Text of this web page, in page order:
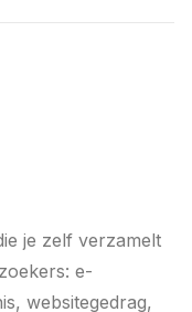
je zelf verzamelt
e-
websitegedrag,